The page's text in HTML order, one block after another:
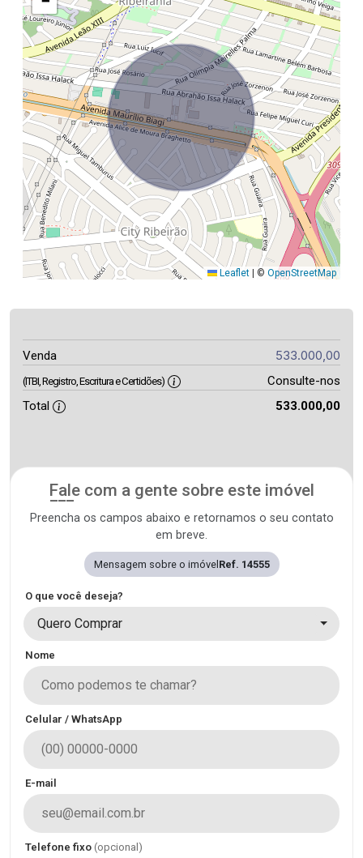
Leaflet © OpenStreetMap
Venda 533.000,00
(ITBI, Registro, Escritura e Certidões)
Consulte-nos
Total
533.000,00
Fale com a gente sobre este imóvel
Preencha os campos abaixo e retornamos o seu contato
em breve.
Mensagem sobre o imóvel Ref. 14555
O que você deseja?
Quero Comprar
Nome
Celular / WhatsApp
E-mail
Telefone fixo (opcional)